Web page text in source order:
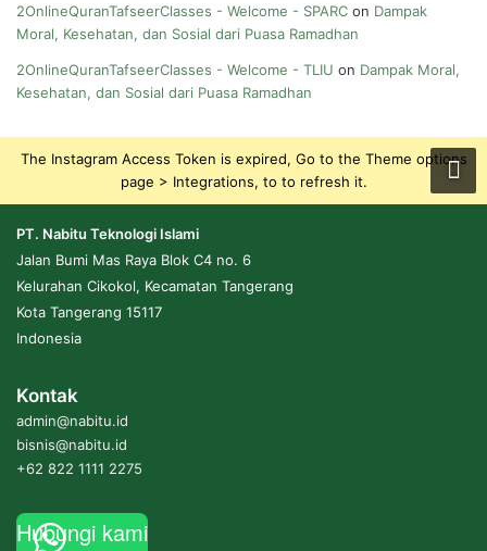
2OnlineQuranTafseerClasses - Welcome - SPARC on Dampak
Moral, Kesehatan, dan Sosial dari Puasa Ramadhan
2OnlineQuranTafseerClasses - Welcome - TLIU on Dampak Moral,
Kesehatan, dan Sosial dari Puasa Ramadhan
The Instagram Access Token is expired, Go to the Theme options
page > Integrations, to to refresh it.
PT. Nabitu Teknologi Islami
Jalan Bumi Mas Raya Blok C4 no. 6
Kelurahan Cikokol, Kecamatan Tangerang
Kota Tangerang 15117
Indonesia
Kontak
admin@nabitu.id
bisnis@nabitu.id
+62 822 1111 2275
Hubungi kami